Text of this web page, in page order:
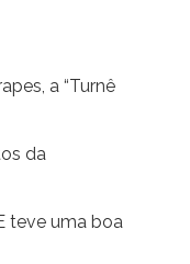
a “Turnê
da
teve uma boa